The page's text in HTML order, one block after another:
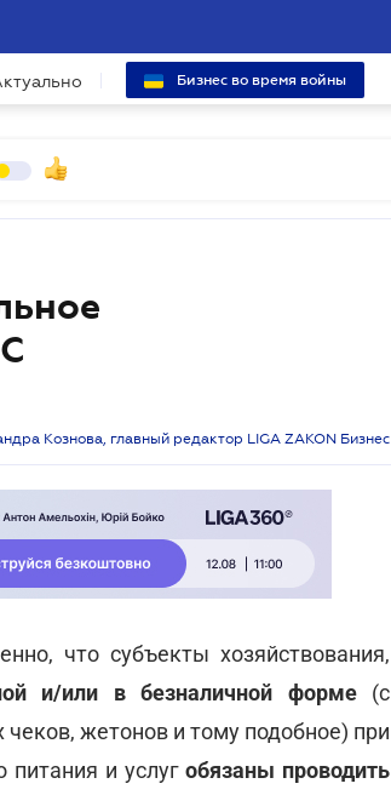
Бизнес во время войны
Кознова, главный редактор LIGA ZAKON Бизнес
что субъекты хозяйствования,
и/или в безналичной форме(с
жетонов и тому подобное) при
питания и услугобязаны проводить